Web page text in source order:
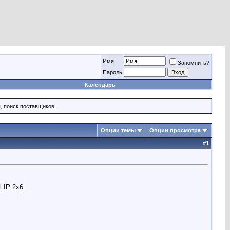
Имя
Запомнить?
Пароль
Календарь
поиск поставщиков.
Опции темы Опции просмотра
#1
IP 2x6.